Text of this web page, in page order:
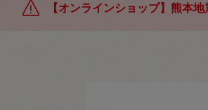
【オンラインショップ】熊本